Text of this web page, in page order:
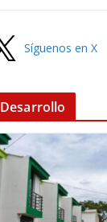
Síguenos en X
Desarrollo